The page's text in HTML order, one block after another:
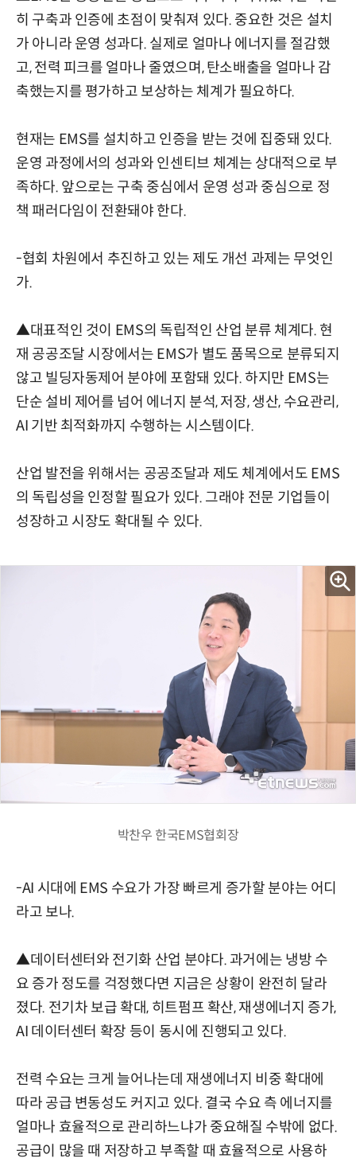
히 구축과 인증에 초점이 맞춰져 있다. 중요한 것은 설치
가 아니라 운영 성과다. 실제로 얼마나 에너지를 절감했
고, 전력 피크를 얼마나 줄였으며, 탄소배출을 얼마나 감
축했는지를 평가하고 보상하는 체계가 필요하다.
현재는 EMS를 설치하고 인증을 받는 것에 집중돼 있다.
운영 과정에서의 성과와 인센티브 체계는 상대적으로 부
족하다. 앞으로는 구축 중심에서 운영 성과 중심으로 정
책 패러다임이 전환돼야 한다.
-협회 차원에서 추진하고 있는 제도 개선 과제는 무엇인
가.
▲대표적인 것이 EMS의 독립적인 산업 분류 체계다. 현
재 공공조달 시장에서는 EMS가 별도 품목으로 분류되지
않고 빌딩자동제어 분야에 포함돼 있다. 하지만 EMS는
단순 설비 제어를 넘어 에너지 분석, 저장, 생산, 수요관리,
AI 기반 최적화까지 수행하는 시스템이다.
산업 발전을 위해서는 공공조달과 제도 체계에서도 EMS
의 독립성을 인정할 필요가 있다. 그래야 전문 기업들이
성장하고 시장도 확대될 수 있다.
박찬우 한국EMS협회장
-AI 시대에 EMS 수요가 가장 빠르게 증가할 분야는 어디
라고 보나.
▲데이터센터와 전기화 산업 분야다. 과거에는 냉방 수
요 증가 정도를 걱정했다면 지금은 상황이 완전히 달라
졌다. 전기차 보급 확대, 히트펌프 확산, 재생에너지 증가,
AI 데이터센터 확장 등이 동시에 진행되고 있다.
전력 수요는 크게 늘어나는데 재생에너지 비중 확대에
따라 공급 변동성도 커지고 있다. 결국 수요 측 에너지를
얼마나 효율적으로 관리하느냐가 중요해질 수밖에 없다.
공급이 많을 때 저장하고 부족할 때 효율적으로 사용하